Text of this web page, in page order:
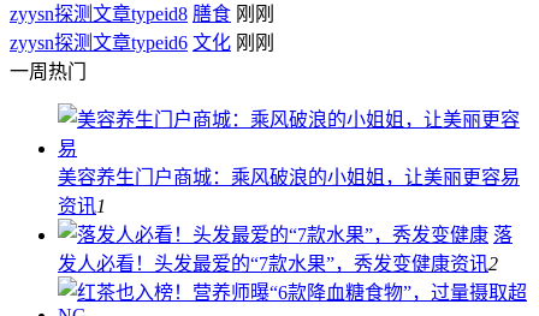
zyysn探测文章typeid8 膳食 刚刚
zyysn探测文章typeid6 文化 刚刚
一周热门
美容养生门户商城：乘风破浪的小姐姐，让美丽更容易
资讯1
落
发人必看！头发最爱的“7款水果”，秀发变健康资讯2